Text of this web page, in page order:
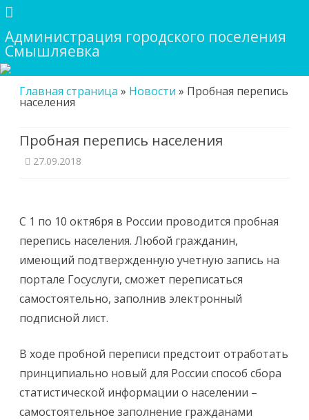
Администрация городского поселения
Смышляевка
to
Главная страница » Новости » Пробная перепись
населения
Пробная перепись населения
27.09.2018
С 1 по 10 октября в России проводится пробная
перепись населения. Любой гражданин,
имеющий подтвержденную учетную запись на
портале Госуслуги, сможет переписаться
самостоятельно, заполнив электронный
подписной лист.
В ходе пробной переписи предстоит отработать
принципиально новый для России способ сбора
статистической информации о населении –
самостоятельное заполнение гражданами